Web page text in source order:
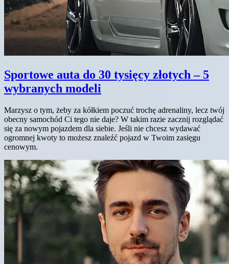
Sportowe auta do 30 tysięcy złotych – 5
wybranych modeli
Marzysz o tym, żeby za kółkiem poczuć trochę adrenaliny, lecz twój
obecny samochód Ci tego nie daje? W takim razie zacznij rozglądać
się za nowym pojazdem dla siebie. Jeśli nie chcesz wydawać
ogromnej kwoty to możesz znaleźć pojazd w Twoim zasięgu
cenowym.